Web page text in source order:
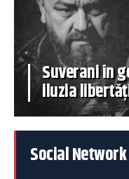
Suverani în
iluzia
Social Network